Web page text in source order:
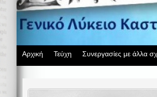
Αρχική Τεύχη Συνεργασίες με άλλα